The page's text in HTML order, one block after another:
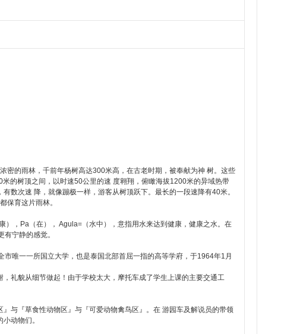
的雨林，千前年杨树高达300米高，在古老时期，被奉献为神 树。这些
的树顶之间，以时速50公里的速 度翱翔，俯瞰海拔1200米的异域热带
数次速 降，就像蹦极一样，游客从树顶跃下。最长的一段速降有40米。
保育这片雨林。
，Pa（在）， Agula=（水中），意指用水来达到健康，健康之水。在
宁静的感觉。
一一所国立大学，也是泰国北部首屈一指的高等学府，于1964年1月
礼貌从细节做起！由于学校太大，摩托车成了学生上课的主要交通工
『草食性动物区』与『可爱动物禽鸟区』。在 游园车及解说员的带领
动物们。